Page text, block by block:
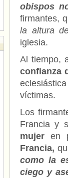
obispos
firmantes,
la altura
iglesia.
Al tiempo,
confianza
víctimas.
Los
Francia y
mujer en
Francia,
como la
ciego y